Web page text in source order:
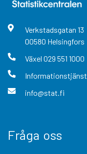
Verkstadsgatan 13
00580 Helsingfors
Växel 029 551 1000
Informationstjänst
info@stat.fi
Fråga oss